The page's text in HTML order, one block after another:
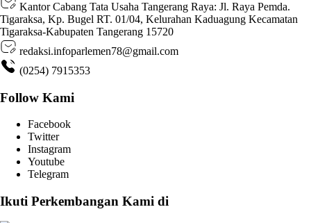
Kantor Cabang Tata Usaha Tangerang Raya: Jl. Raya Pemda.
Tigaraksa, Kp. Bugel RT. 01/04, Kelurahan Kaduagung Kecamatan
Tigaraksa-Kabupaten Tangerang 15720
redaksi.infoparlemen78@gmail.com
(0254) 7915353
Follow Kami
Facebook
Twitter
Instagram
Youtube
Telegram
Ikuti Perkembangan Kami di